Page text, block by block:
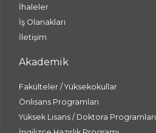
İhaleler
İş Olanakları
İletişim
Akademik
Fakülteler / Yüksekokullar
Önlisans Programları
Yüksek Lisans / Doktora Programları